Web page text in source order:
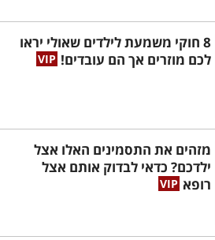
8 חוקי משמעת לילדים שאולי יראו
לכם מוזרים אך הם עובדים!
מזהים את התסמינים האלו אצל
ילדכם? כדאי לבדוק אותם אצל
רופא